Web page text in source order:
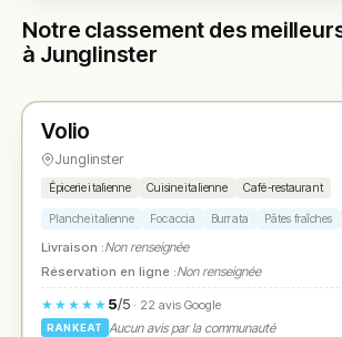
Notre classement des
à Junglinster
★ N° 1
Volio
Junglinster
Épicerie italienne Cuisine italienne Café-restaurant
Planche italienne Focaccia Burrata Pâtes fraîches
Livraison :Non renseignée
Réservation en ligne :Non renseignée
★★★★★ 5/5· 22 avis Google
RANKEAT
Aucun avis par la communauté